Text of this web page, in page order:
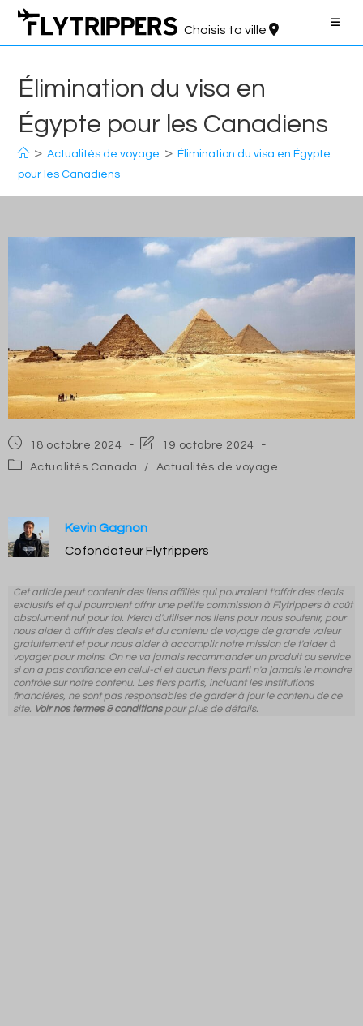
Aller
contenu
Choisis ta ville
Élimination du visa en
Égypte pour les Canadiens
> Actualités de voyage > Élimination du visa en Égypte
pour les Canadiens
Post
published:
18 octobre 2024
Post
modified:
19 octobre 2024
PostActualités Canada / Actualités de voyage
Kevin Gagnon
Cofondateur Flytrippers
Cet article peut contenir des liens affiliés qui pourraient t'offrir des deals
exclusifs et qui pourraient offrir une petite commission à Flytrippers à coût
absolument nul pour toi. Merci d'utiliser nos liens pour nous soutenir, pour
nous aider à offrir des deals et du contenu de voyage de grande valeur
gratuitement et pour nous aider à accomplir notre mission de t'aider à
voyager pour moins. On ne va jamais recommander un produit ou service
si on a pas confiance en celui-ci et aucun tiers parti n'a jamais le moindre
contrôle sur notre contenu. Les tiers partis, incluant les institutions
financières, ne sont pas responsables de garder à jour le contenu de ce
site. Voir nos termes & conditionspour plus de détails.